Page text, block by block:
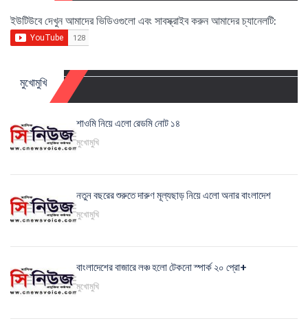
ইউটিউবে দেখুন আমাদের ভিডিওগুলো এবং সাবস্ক্রাইব করুন আমাদের চ্যানেলটি:
মুখোমুখি
শাওমি নিয়ে এলো রেডমি নোট ১৪
মুখোমুখি
নতুন বছরের শুরুতে দারুণ মূল্যছাড় নিয়ে এলো অনার বাংলাদেশ
মুখোমুখি
বাংলাদেশের বাজারে লঞ্চ হলো টেকনো স্পার্ক ২০ প্রো+
মুখোমুখি